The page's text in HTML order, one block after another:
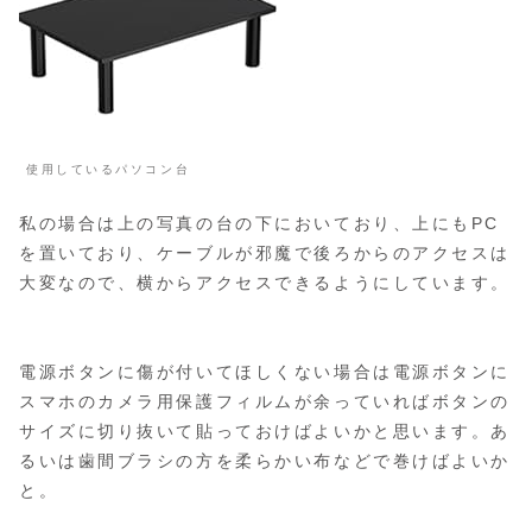
使用しているパソコン台
私の場合は上の写真の台の下においており、上にもPC
を置いており、ケーブルが邪魔で後ろからのアクセスは
大変なので、横からアクセスできるようにしています。
電源ボタンに傷が付いてほしくない場合は電源ボタンに
スマホのカメラ用保護フィルムが余っていればボタンの
サイズに切り抜いて貼っておけばよいかと思います。あ
るいは歯間ブラシの方を柔らかい布などで巻けばよいか
と。